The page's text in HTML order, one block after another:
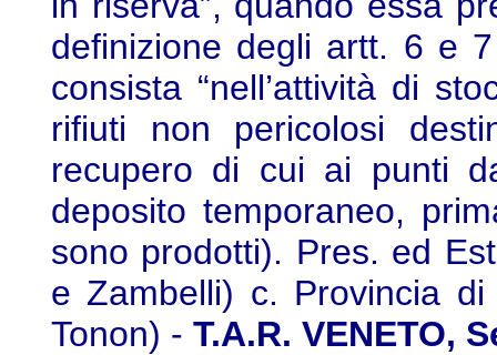
definizione degli artt. 6 e
consista “nell’attività di
rifiuti non pericolosi
recupero di cui ai punti
deposito temporaneo,
sono prodotti). Pres. ed
e Zambelli) c. Provincia
Tonon) - T.A.R. VENETO,